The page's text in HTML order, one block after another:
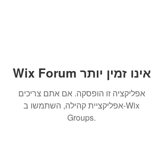
Wix Forum אינו זמין יותר
אפליקציה זו הופסקה. אם אתם צריכים
אפליקציית קהילה, השתמשו ב-Wix
Groups.